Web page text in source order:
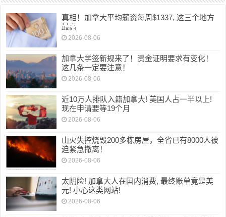
真相！加拿大平均薪资每周$1337, 这三个地方
最高
2026-08-06
加拿大学签新规来了！资金证明要求有变化！
这几条一定要注意！
2026-08-06
近10万人排队入籍加拿大! 美国人占一半以上!
现在申请要等19个月
2026-08-06
山火失控烧毁200多栋房屋，全省已有8000人被
迫紧急撤离！
2026-08-06
太阴险! 加拿大人在国内消费, 最终账单竟是美
元! 小心这类网站!
2026-08-06